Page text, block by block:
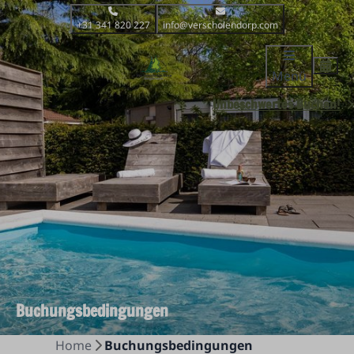
+31 341 820 227 info@verscholendorp.com
Menü
Buchungsbedingungen
Unbeschwertes Buchen!
Home Buchungsbedingungen